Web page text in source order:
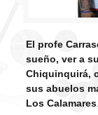
El profe
sueño, ver a
Chiquinquirá,
sus abuelos
Los Calamares.